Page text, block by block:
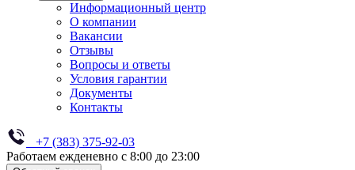
Информационный центр
О компании
Вакансии
Отзывы
Вопросы и ответы
Условия гарантии
Документы
Контакты
+7 (383) 375-92-03
Работаем ежденевно с 8:00 до 23:00